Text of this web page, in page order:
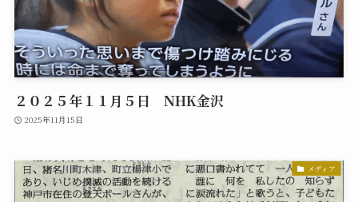
２０２５年１１月５日 NHK金沢
2025年11月15日
メディア